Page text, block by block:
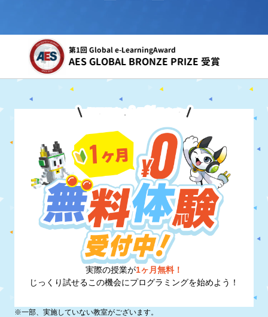
令和5年度
文部科学省 こども霞が関見学デー 参画
期間限定！8月 31 まで
実際の授業が1ヶ月無料！
じっくり試せるこの機会にプログラミングを始めよう！
※一部、実施していない教室がございます。